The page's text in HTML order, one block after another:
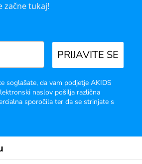
začne tukaj!
PRIJAVITE SE
soglašate, da vam podjetje AKIDS
naslov pošilja različna
sporočila ter da se strinjate s